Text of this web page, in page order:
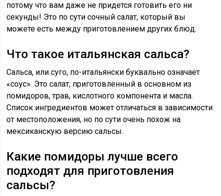
потому что вам даже не придется готовить его ни
секунды! Это по сути сочный салат, который вы
можете есть между приготовлением других блюд.
Что такое итальянская сальса?
Сальса, или суго, по-итальянски буквально означает
«соус». Это салат, приготовленный в основном из
помидоров, трав, кислотного компонента и масла.
Список ингредиентов может отличаться в зависимости
от местоположения, но по сути очень похож на
мексиканскую версию сальсы.
Какие помидоры лучше всего
подходят для приготовления
сальсы?